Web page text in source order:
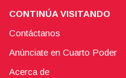
CONTINÚA VISITANDO
Contáctanos
Anúnciate en Cuarto Poder
Acerca de